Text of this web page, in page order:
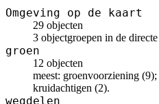
Omgeving op de kaart
29 objecten
3 objectgroepen in de
groen
12 objecten
meest: groenvoorziening
kruidachtigen (2).
wegdelen